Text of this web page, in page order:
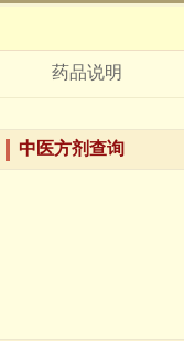
药品说明
中医方剂查询